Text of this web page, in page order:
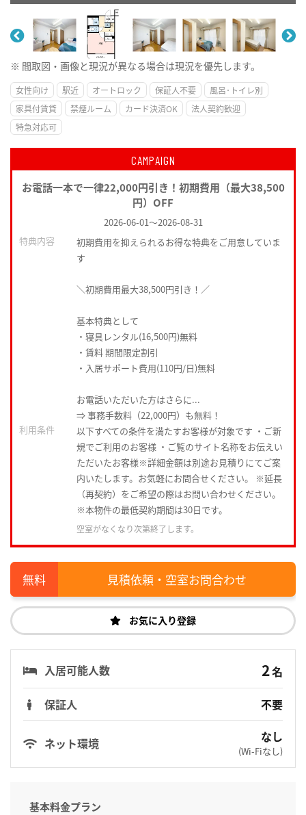
※ 間取図・画像と現況が異なる場合は現況を優先します。
女性向け 駅近 オートロック 保証人不要
風呂･トイレ別
家具付賃貸
禁煙ルーム カード決済OK
法人契約歓迎
特急対応可
CAMPAIGN
お電話一本で一律22,000円引き！初期費用（最大38,500
円）OFF
2026-06-01～2026-08-31
特典内容
初期費用を抑えられるお得な特典をご用意していま
す
＼初期費用最大38,500円引き！／
基本特典として
・寝具レンタル(16,500円)無料
・賃料 期間限定割引
・入居サポート費用(110円/日)無料
お電話いただいた方はさらに...
⇒ 事務手数料（22,000円）も無料！
利用条件
以下すべての条件を満たすお客様が対象です ・ご新
規でご利用のお客様 ・ご覧のサイト名称をお伝えい
ただいたお客様※詳細金額は別途お見積りにてご案
内いたします。お気軽にお問合せください。 ※延長
（再契約）をご希望の際はお問い合わせください。
※本物件の最低契約期間は30日です。
空室がなくなり次第終了します。
見積依頼・空室お問合わせ
お気に入り登録
入居可能人数 2名
保証人
不要
ネット環境 なし
(Wi-Fiなし)
基本料金プラン